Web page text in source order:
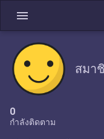
menu
สมา
0
กำลังติดตาม